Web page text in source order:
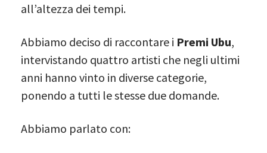
all’altezza dei tempi.
Abbiamo deciso di raccontare i Premi Ubu,
intervistando quattro artisti che negli ultimi
anni hanno vinto in diverse categorie,
ponendo a tutti le stesse due domande.
Abbiamo parlato con: